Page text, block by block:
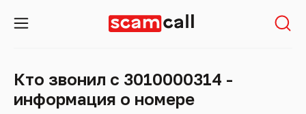
Кто звонил с 3010000314 -
информация о номере